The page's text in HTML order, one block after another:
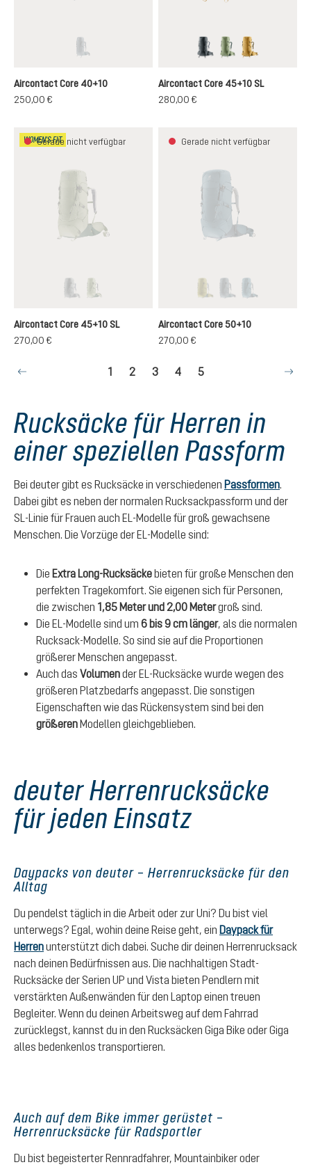
graphite-shale
(Diese Option ist zurzeit nicht verfügbar.)
Aircontact Core 40+10
250,00 €
graphitegrove-ivysavanna-nori
Aircontact Core 45+10 SL
280,00 €
WOMEN'S FIT
Gerade nicht verfügbar
graphite-black
(Diese Option ist zurzeit nicht verfügbar.)
grove-ivy
(Diese Option ist zurzeit nicht verfügbar.)
Aircontact Core 45+10 SL
270,00 €
Gerade nicht verfügbar
cactus-ivy
(Diese Option ist zurzeit
graphite-shale
(Diese Option ist
atlantic-ink
(Diese Option
Aircontact Core 50+10
270,00 €
Seite
1 Seite
2 Seite
3 Seite
4 Seite
5
Rucksäcke für Herren in
einer speziellen Passform
Bei deuter gibt es Rucksäcke in verschiedenen Passformen.
Dabei gibt es neben der normalen Rucksackpassform und der
SL-Linie für Frauen auch EL-Modelle für groß gewachsene
Menschen. Die Vorzüge der EL-Modelle sind:
Die Extra Long-Rucksäckebieten für große Menschen den
perfekten Tragekomfort. Sie eigenen sich für Personen,
die zwischen 1,85 Meter und 2,00 Metergroß sind.
Die EL-Modelle sind um 6 bis 9 cm länger, als die normalen
Rucksack-Modelle. So sind sie auf die Proportionen
größerer Menschen angepasst.
Auch das Volumender EL-Rucksäcke wurde wegen des
größeren Platzbedarfs angepasst. Die sonstigen
Eigenschaften wie das Rückensystem sind bei den
größerenModellen gleichgeblieben.
deuter Herrenrucksäcke
für jeden Einsatz
Daypacks von deuter – Herrenrucksäcke für den
Alltag
Du pendelst täglich in die Arbeit oder zur Uni? Du bist viel
unterwegs? Egal, wohin deine Reise geht, ein Daypack für
Herrenunterstützt dich dabei. Suche dir deinen Herrenrucksack
nach deinen Bedürfnissen aus. Die nachhaltigen Stadt-
Rucksäcke der Serien UP und Vista bieten Pendlern mit
verstärkten Außenwänden für den Laptop einen treuen
Begleiter. Wenn du deinen Arbeitsweg auf dem Fahrrad
zurücklegst, kannst du in den Rucksäcken Giga Bike oder Giga
alles bedenkenlos transportieren.
Auch auf dem Bike immer gerüstet –
Herrenrucksäcke für Radsportler
Du bist begeisterter Rennradfahrer, Mountainbiker oder